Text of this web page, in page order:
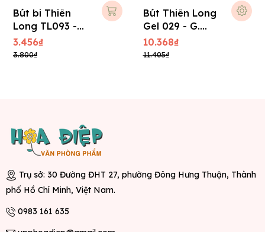
Bút bi Thiên
Long TL093 -
Candee (0,6
mm) - Xanh
3.456₫
3.800₫
Bút Thiên Long
Gel 029 - G.
Master 0.5mm
10.368₫
11.405₫
Trụ sở: 30 Đường ĐHT 27, phường Đông Hưng Thuận, Thành
phố Hồ Chí Minh, Việt Nam.
0983 161 635